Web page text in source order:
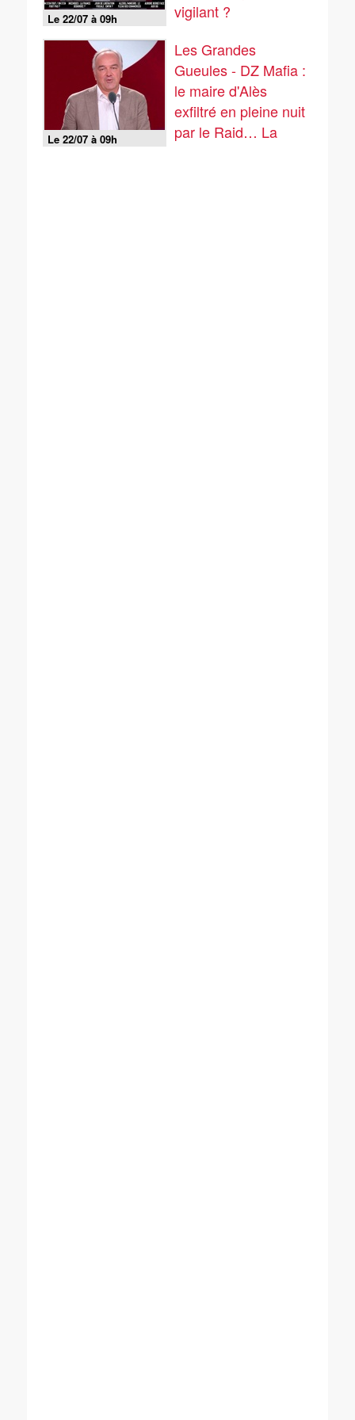
Le 22/07 à 09h
vigilant ?
Le 22/07 à 09h
Les Grandes
Gueules - DZ Mafia :
le maire d'Alès
exfiltré en pleine nuit
par le Raid… La